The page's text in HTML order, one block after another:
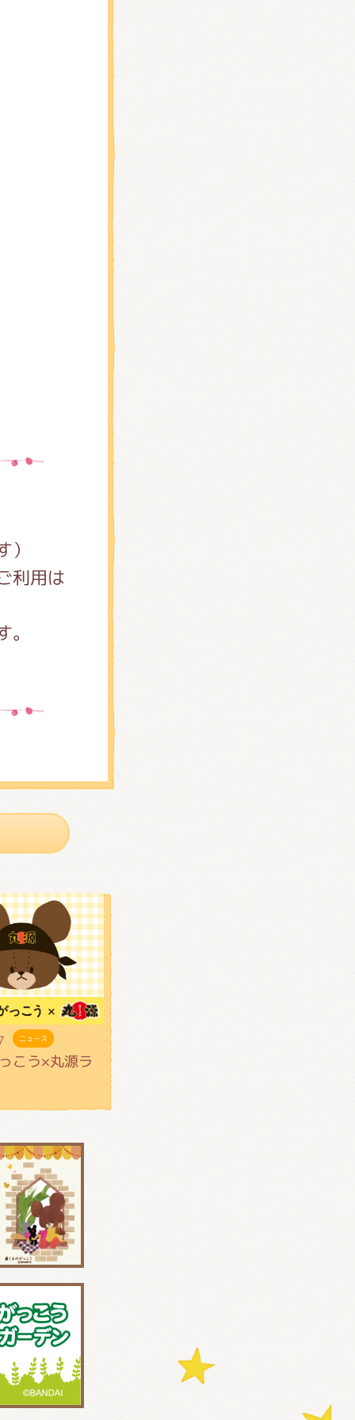
利用は
ニュース
こう×丸源ラ